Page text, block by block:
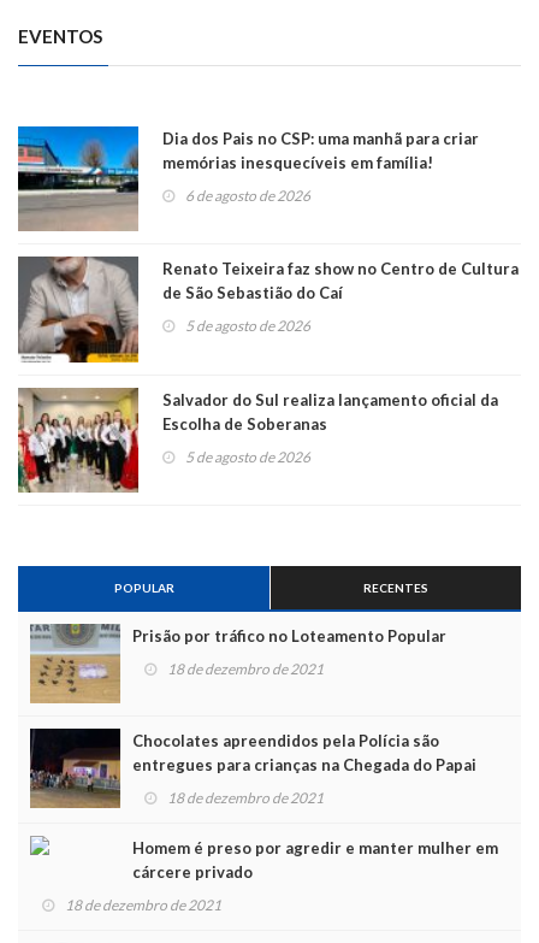
EVENTOS
Dia dos Pais no CSP: uma manhã para criar
memórias inesquecíveis em família!
6 de agosto de 2026
Renato Teixeira faz show no Centro de Cultura
de São Sebastião do Caí
5 de agosto de 2026
Salvador do Sul realiza lançamento oficial da
Escolha de Soberanas
5 de agosto de 2026
POPULAR RECENTES
Prisão por tráfico no Loteamento Popular
18 de dezembro de 2021
Chocolates apreendidos pela Polícia são
entregues para crianças na Chegada do Papai
Noel
18 de dezembro de 2021
Homem é preso por agredir e manter mulher em
cárcere privado
18 de dezembro de 2021